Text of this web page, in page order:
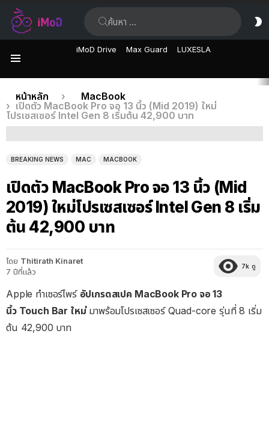
iMoD Drive Max Guard LUXESLA
เรื่อง
ล่าสุด
คุณอยู่ที่นี่:
หน้าหลัก
MacBook
เปิดตัว MacBook Pro จอ 13 นิ้ว (Mid 2019) ใหม่
โปรเซสเซอร์ Intel Gen 8 เริ่มต้น 42,900 บาท
BREAKING NEWS MAC MACBOOK
เปิดตัว MacBook Pro จอ 13 นิ้ว (Mid
2019) ใหม่โปรเซสเซอร์ Intel Gen 8 เริ่ม
ต้น 42,900 บาท
โดย Thitirath Kinaret
7 ปีที่แล้ว
7k ดู
Apple ทำเซอร์ไพร์ อัปเกรดสเปค MacBook Pro จอ 13
นิ้ว Touch Bar ใหม่มาพร้อมโปรเซสเซอร์ Quad-core รุ่นที่ 8 เริ่ม
ต้น 42,900 บาท